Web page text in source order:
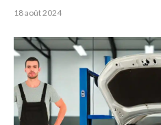
18 août 2024